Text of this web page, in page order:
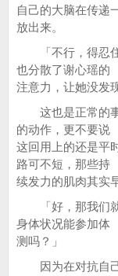
自己的大脑在传递
放出来。
「不行，得忍住
也分散了谢心瑶的
注意力，让她没发
这也是正常的事
的动作，更不要说
这回用上的还是平
路可不短，那些持
续发力的肌肉其实
「好，那我们就
身体状况能参加体
测吗？」
因为在对抗自己